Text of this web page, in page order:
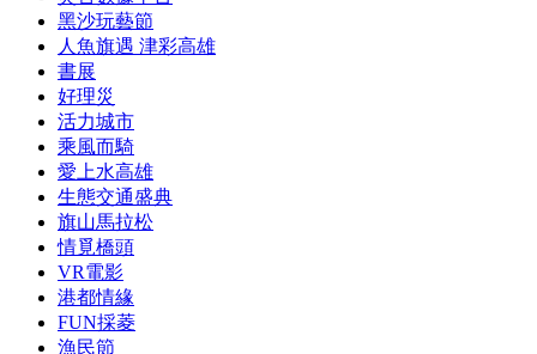
黑沙玩藝節
人魚旗遇 津彩高雄
書展
好理災
活力城市
乘風而騎
愛上水高雄
生態交通盛典
旗山馬拉松
情覓橋頭
VR電影
港都情緣
FUN採菱
漁民節